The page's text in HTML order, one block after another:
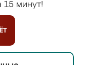
15 минут!